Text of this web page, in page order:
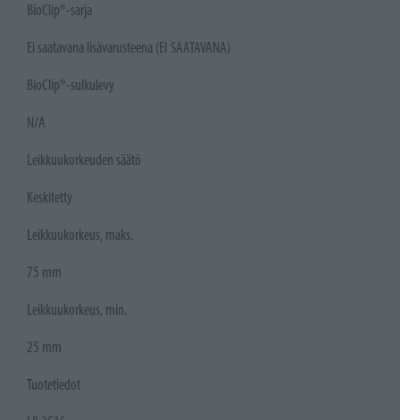
BioClip®-sarja
Ei saatavana lisävarusteena (EI SAATAVANA)
BioClip®-sulkulevy
N/A
Leikkuukorkeuden säätö
Keskitetty
Leikkuukorkeus, maks.
75 mm
Leikkuukorkeus, min.
25 mm
Tuotetiedot